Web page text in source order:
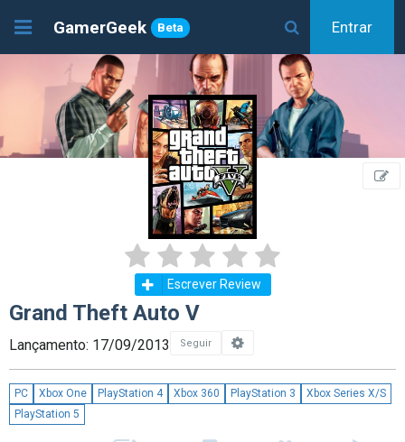
GamerGeek Beta Entrar
Escrever Review
Grand Theft Auto V
Lançamento: 17/09/2013 Seguir
PC Xbox One PlayStation 4 Xbox 360 PlayStation 3
Xbox Series X/S
PlayStation 5